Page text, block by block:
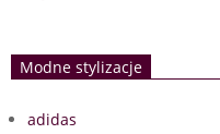
Modne stylizacje
adidas